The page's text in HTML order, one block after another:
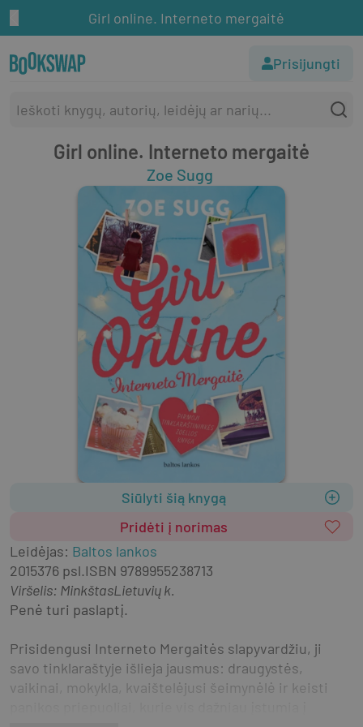
Girl online. Interneto mergaitė
Prisijungti
Girl online. Interneto mergaitė
Zoe Sugg
Siūlyti šią knygą
Pridėti į norimas
Leidėjas: Baltos lankos
2015376 psl.ISBN 9789955238713
Viršelis: MinkštasLietuvių k.
Penė turi paslaptį.
Prisidengusi Interneto Mergaitės slapyvardžiu, ji
savo tinklaraštyje išlieja jausmus: draugystės,
vaikinai, mokykla, kvaištelėjusi šeimynėlė ir keisti